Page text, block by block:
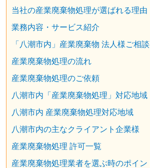
当社の産業廃棄物処理が選ばれる理由
業務内容・サービス紹介
「八潮市内」産業廃棄物 法人様ご相
産業廃棄物処理の流れ
産業廃棄物処理のご依頼
八潮市内「産業廃棄物処理」対応地域
八潮市内 産業廃棄物処理対応地域
八潮市内の主なクライアント企業様
産業廃棄物処理 許可一覧
産業廃棄物処理業者を選ぶ時のポイン